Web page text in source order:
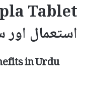
استعمال
in Urdu